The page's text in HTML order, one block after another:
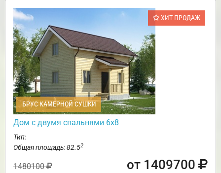
ХИТ ПРОДАЖ
БРУС КАМЕРНОЙ СУШКИ
Дом с двумя спальнями 6х8
Тип:
Общая площадь: 82.52
1480100 от 1409700